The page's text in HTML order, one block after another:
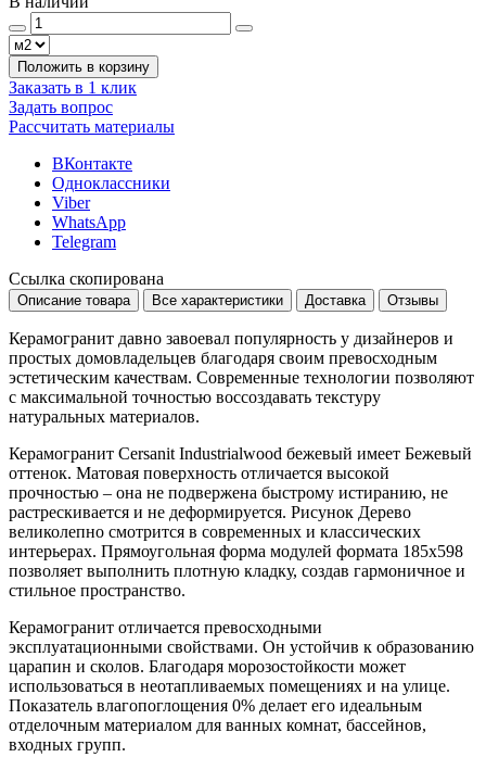
Положить в корзину
Заказать в 1 клик
Задать вопрос
Рассчитать материалы
ВКонтакте
Одноклассники
Viber
WhatsApp
Telegram
Ссылка скопирована
Описание товара Все характеристики Доставка Отзывы
Керамогранит давно завоевал популярность у дизайнеров и
простых домовладельцев благодаря своим превосходным
эстетическим качествам. Современные технологии позволяют
с максимальной точностью воссоздавать текстуру
натуральных материалов.
Керамогранит Cersanit Industrialwood бежевый имеет Бежевый
оттенок. Матовая поверхность отличается высокой
прочностью – она не подвержена быстрому истиранию, не
растрескивается и не деформируется. Рисунок Дерево
великолепно смотрится в современных и классических
интерьерах. Прямоугольная форма модулей формата 185x598
позволяет выполнить плотную кладку, создав гармоничное и
стильное пространство.
Керамогранит отличается превосходными
эксплуатационными свойствами. Он устойчив к образованию
царапин и сколов. Благодаря морозостойкости может
использоваться в неотапливаемых помещениях и на улице.
Показатель влагопоглощения 0% делает его идеальным
отделочным материалом для ванных комнат, бассейнов,
входных групп.